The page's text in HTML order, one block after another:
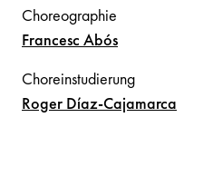
Choreographie
Francesc Abós
Choreinstudierung
Roger Díaz-Cajamarca